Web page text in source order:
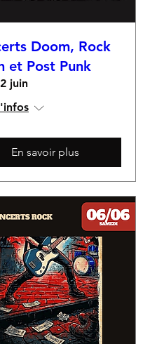
Doom, Rock
et Post Punk
juin
En savoir plus